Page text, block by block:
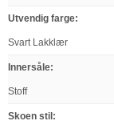
Utvendig farge:
Svart Lakklær
Innersåle:
Stoff
Skoen stil: